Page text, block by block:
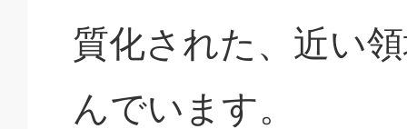
質化された、近い
んでいます。